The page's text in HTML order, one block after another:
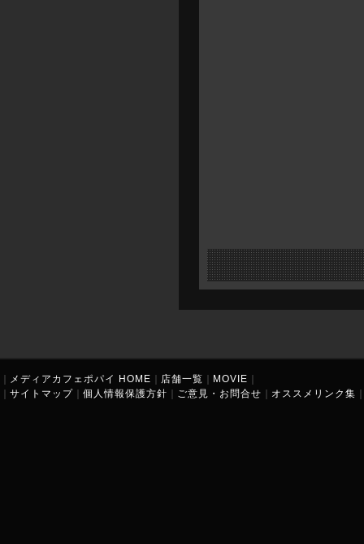
メディアカフェポパイ HOME 店舗一覧 MOVIE
サイトマップ 個人情報保護方針 ご意見・お問合せ オススメリンク集